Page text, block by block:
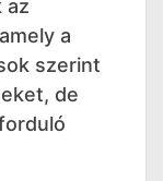
az
a
szerint
de